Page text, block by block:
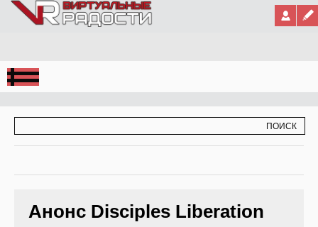
Jump to Navigation
Анонс Disciples Liberation